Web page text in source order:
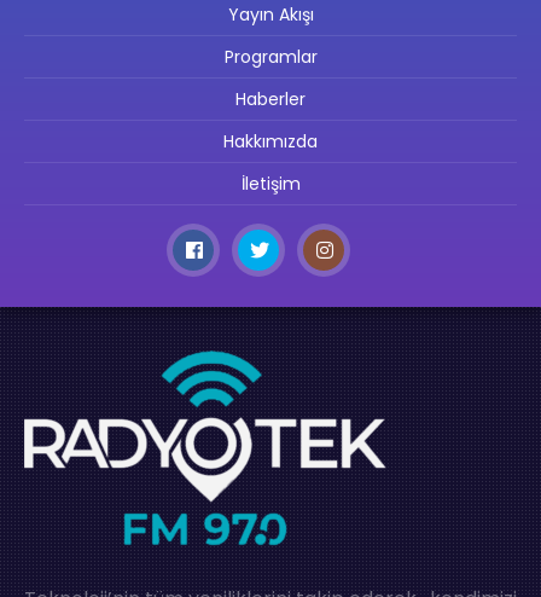
Yayın Akışı
Programlar
Haberler
Hakkımızda
İletişim